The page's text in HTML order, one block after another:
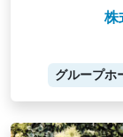
株
グループホ